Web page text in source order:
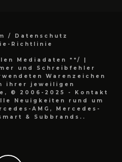
/ Datenschutz
Richtlinie
Mediadaten **/
|
und Schreibfehler
Warenzeichen
ihrer jeweiligen
© 2006-2025 - Kontakt
Neuigkeiten rund um
AMG, Mercedes-
& Subbrands..